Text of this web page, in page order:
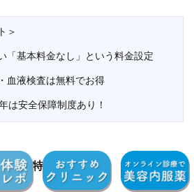
＞
「基本料金なし」という料金設定
血液検査は無料でお得
は安全保障制度あり！
つの特徴